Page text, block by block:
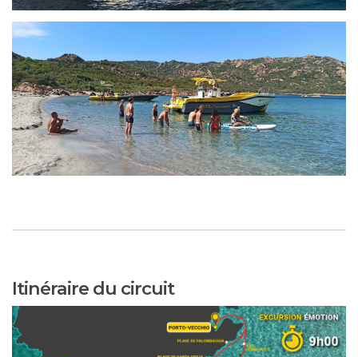
Itinéraire du circuit